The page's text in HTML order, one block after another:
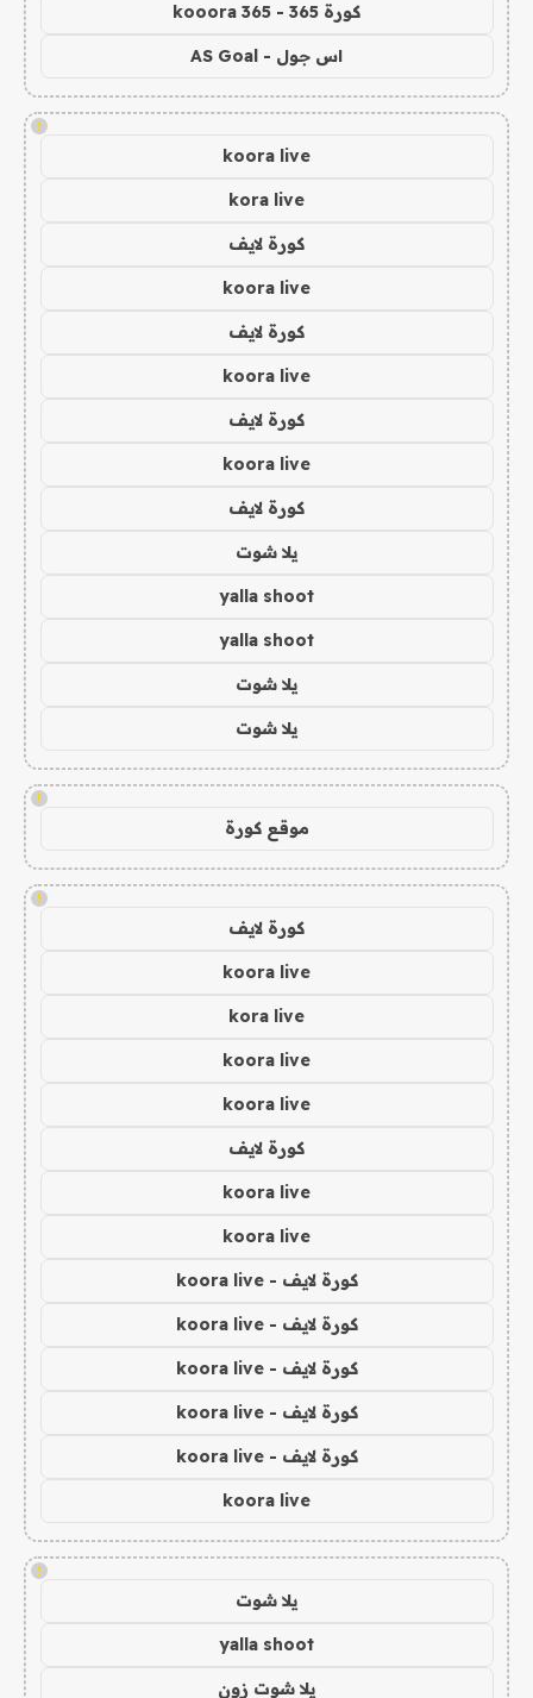
كورة 365 - kooora 365
اس جول - AS Goal
!
koora live
kora live
كورة لايف
koora live
كورة لايف
koora live
كورة لايف
koora live
كورة لايف
يلا شوت
yalla shoot
yalla shoot
يلا شوت
يلا شوت
!
موقع كورة
!
كورة لايف
koora live
kora live
koora live
koora live
كورة لايف
koora live
koora live
كورة لايف - koora live
كورة لايف - koora live
كورة لايف - koora live
كورة لايف - koora live
كورة لايف - koora live
koora live
!
يلا شوت
yalla shoot
يلا شوت زون